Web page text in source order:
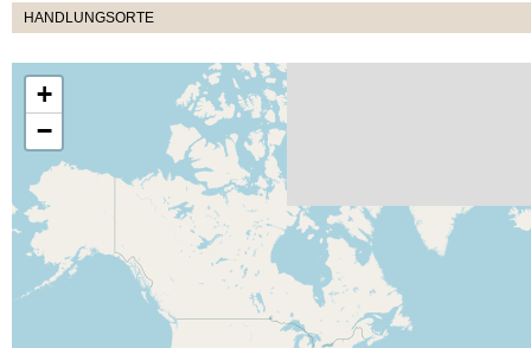
HANDLUNGSORTE
+
−